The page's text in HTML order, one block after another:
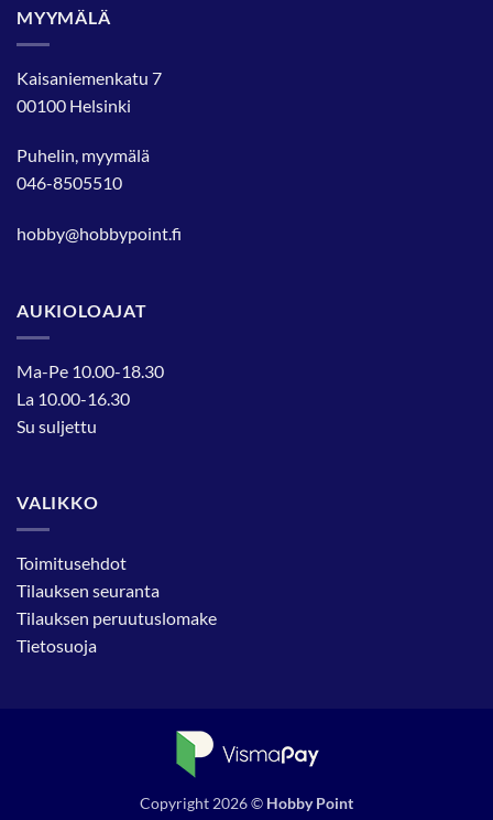
MYYMÄLÄ
Kaisaniemenkatu 7
00100 Helsinki
Puhelin, myymälä
046-8505510
hobby@hobbypoint.fi
AUKIOLOAJAT
Ma-Pe 10.00-18.30
La 10.00-16.30
Su suljettu
VALIKKO
Toimitusehdot
Tilauksen seuranta
Tilauksen peruutuslomake
Tietosuoja
Copyright 2026 © Hobby Point